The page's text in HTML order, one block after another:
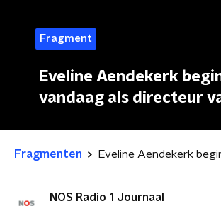
Fragment
Eveline Aendekerk
vandaag als directeur
Fragmenten
NOS Radio 1 Journaal